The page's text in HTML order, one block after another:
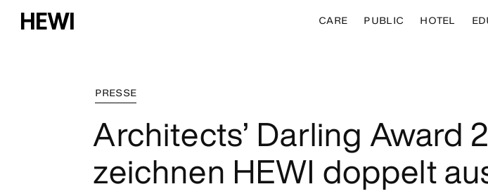
CARE PUBLIC HOTEL
PRESSE
Architects’ Darling Award
zeichnen HEWI doppelt